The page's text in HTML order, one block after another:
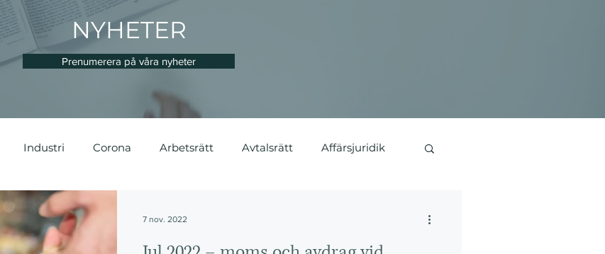
NYHETER
Prenumerera på våra nyheter
Industri Corona Arbetsrätt Avtalsrätt Affärsjuridik
Regelverk
7 nov. 2022